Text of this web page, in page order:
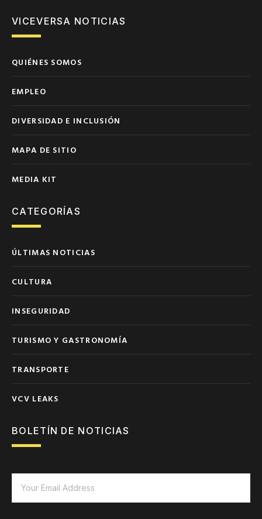
VICEVERSA NOTICIAS
QUIÉNES SOMOS
EMPLEO
DIVERSIDAD E INCLUSIÓN
MAPA DE SITIO
MEDIA KIT
CATEGORÍAS
ÚLTIMAS NOTICIAS
CULTURA
INSEGURIDAD
TURISMO Y GASTRONOMÍA
TRANSPORTE
VCV LEAKS
BOLETÍN DE NOTICIAS